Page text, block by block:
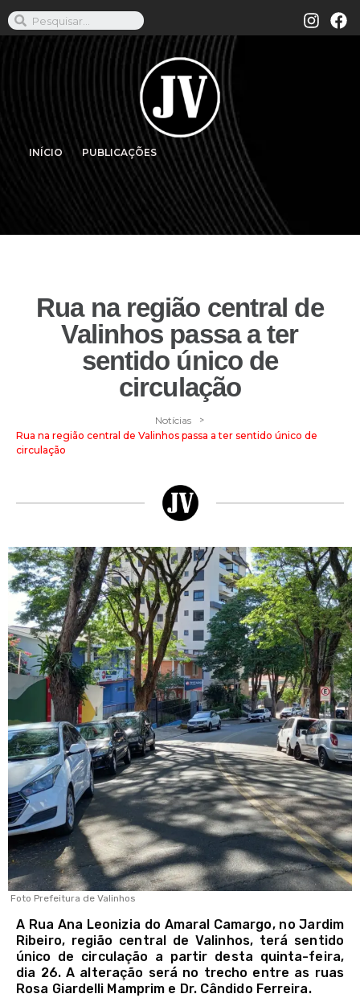
INÍCIO PUBLICAÇÕES
Rua na região central de
Valinhos passa a ter
sentido único de
circulação
Notícias >
Rua na região central de Valinhos passa a ter sentido único de
circulação
Foto Prefeitura de Valinhos
A Rua Ana Leonizia do Amaral Camargo, no Jardim
Ribeiro, região central de Valinhos, terá sentido
único de circulação a partir desta quinta-feira,
dia 26. A alteração será no trecho entre as ruas
Rosa Giardelli Mamprim e Dr. Cândido Ferreira.